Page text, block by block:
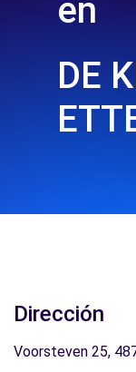
en
DE
Dirección
Voorsteven 25,